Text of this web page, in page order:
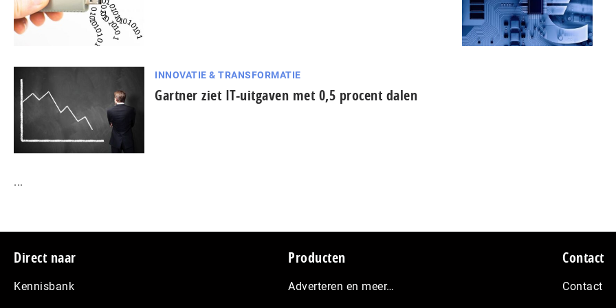
INNOVATIE & TRANSFORMATIE
Gartner ziet IT-uitgaven met 0,5 procent dalen
...
Footer
Direct naar
Kennisbank
Producten
Adverteren en meer…
Contact
Contact